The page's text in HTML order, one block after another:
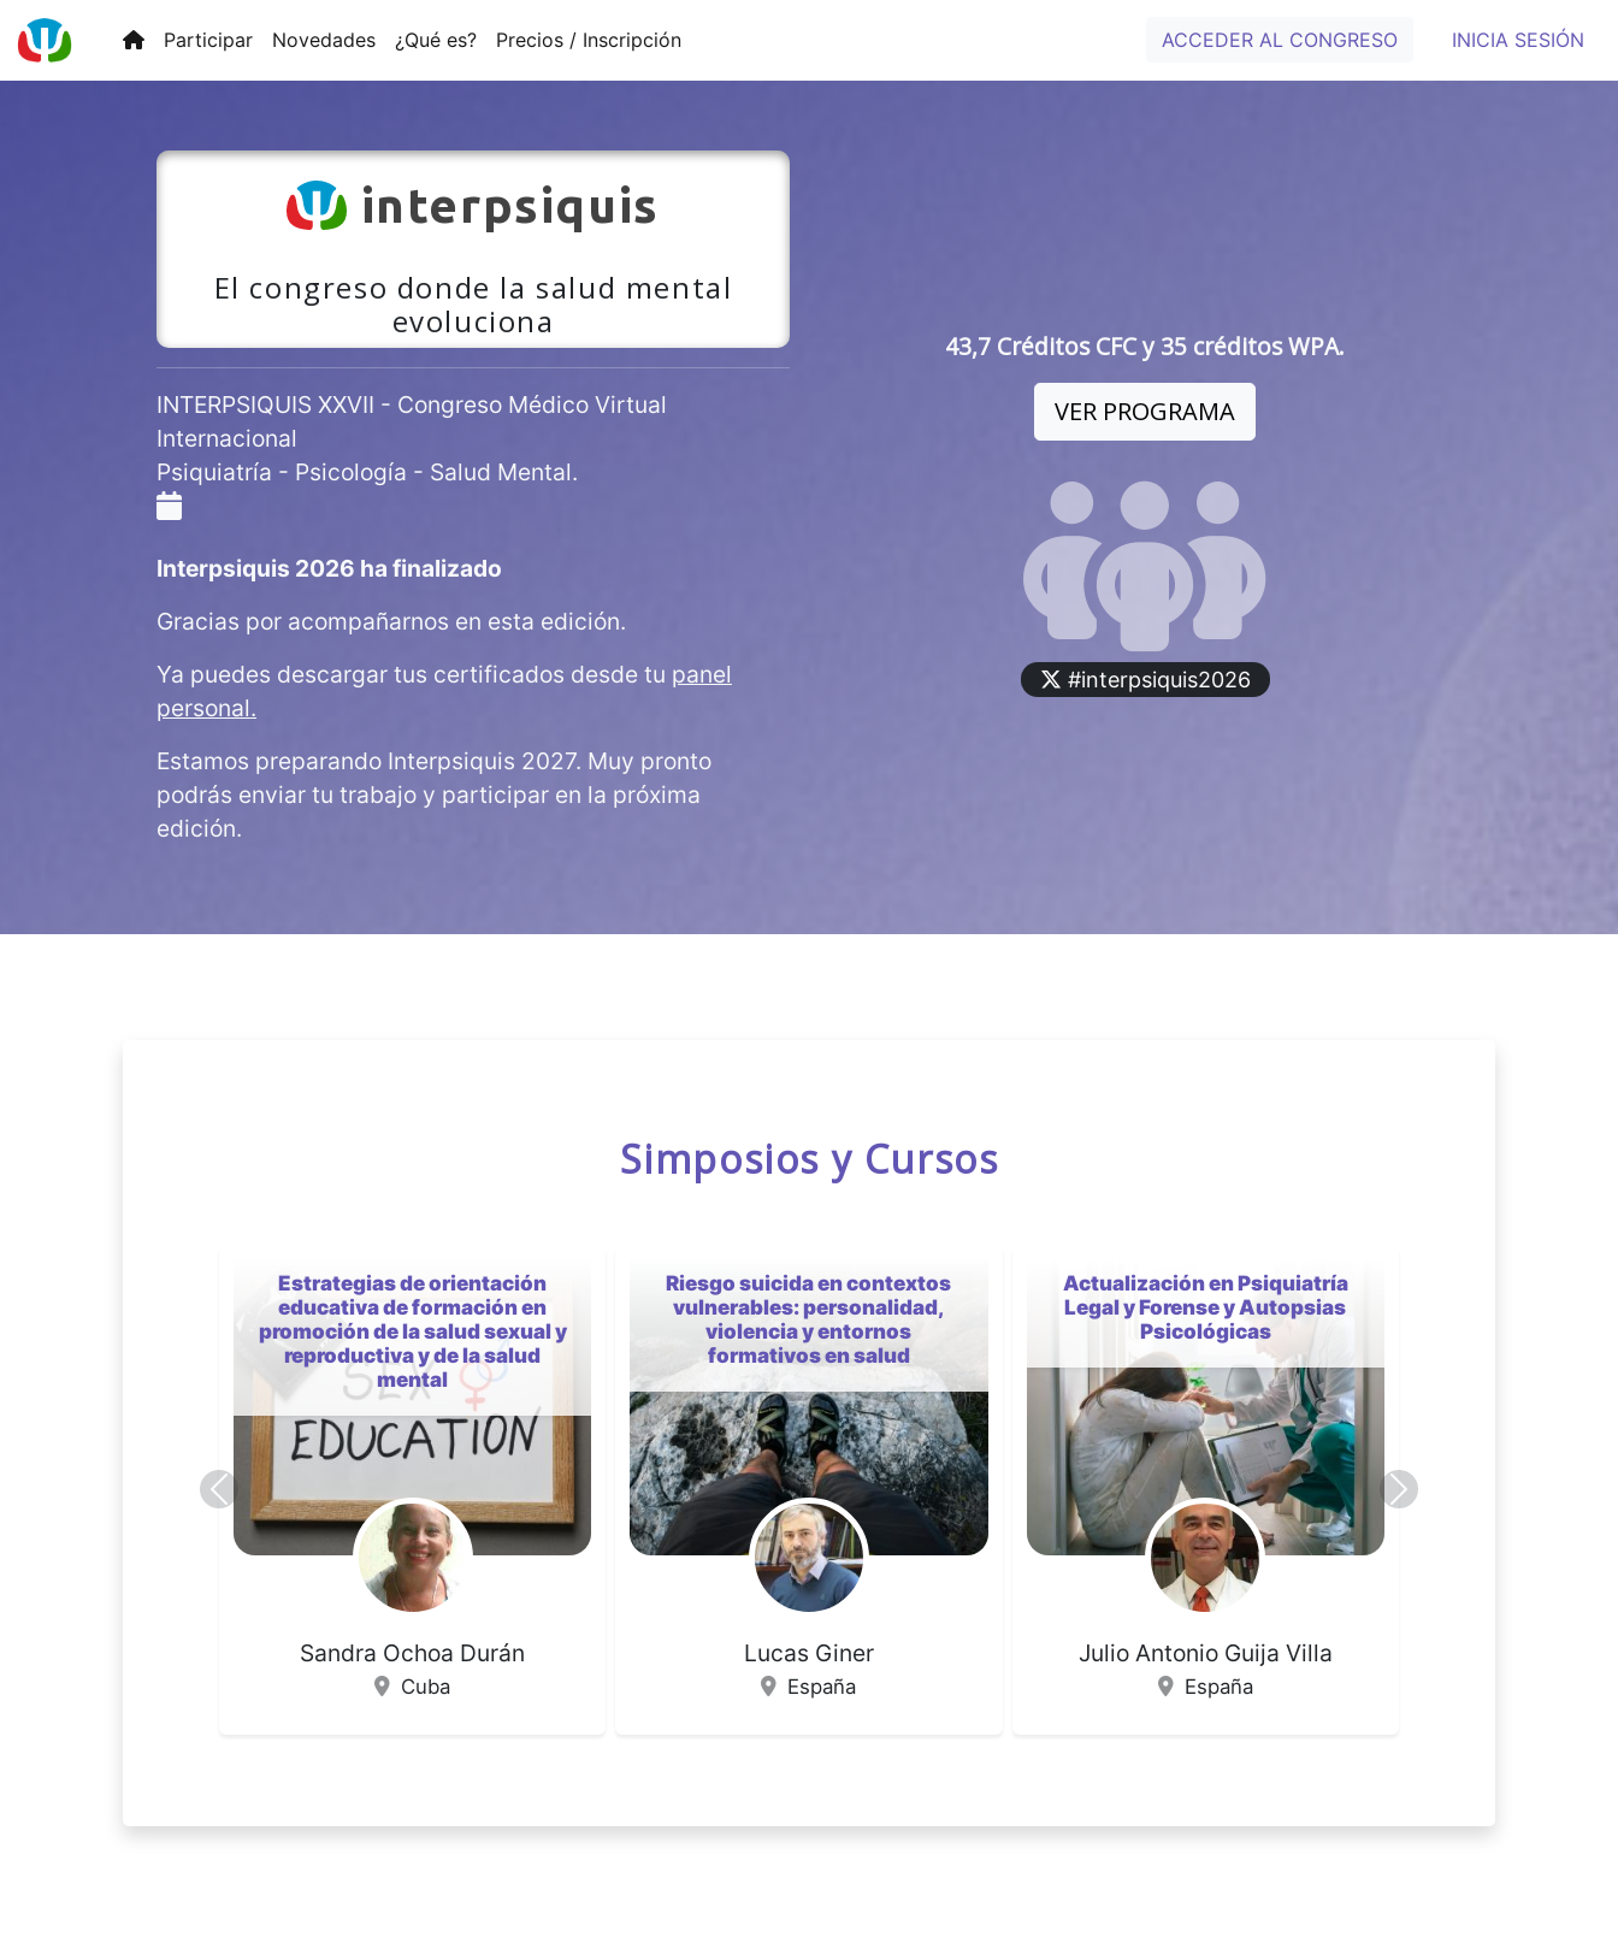
Participar Novedades ¿Qué es? Precios / Inscripción ACCEDER AL CONGRESO INICIA SESIÓN
interpsiquis
El congreso donde la salud mental
evoluciona
INTERPSIQUIS XXVII - Congreso Médico Virtual
Internacional
Psiquiatría - Psicología - Salud Mental.
Interpsiquis 2026 ha finalizado
Gracias por acompañarnos en esta edición.
Ya puedes descargar tus certificados desde tu panel
personal.
Estamos preparando Interpsiquis 2027. Muy pronto
podrás enviar tu trabajo y participar en la próxima
edición.
43,7 Créditos CFC y 35 créditos WPA.
VER PROGRAMA
#interpsiquis2026
Simposios y Cursos
Riesgo suicida en contextos
vulnerables: personalidad,
violencia y entornos
formativos en salud
Lucas Giner
España
Actualización en Psiquiatría
Legal y Forense y Autopsias
Psicológicas
Julio Antonio Guija Villa
España
Empoderar para incluir,
capacitar para integrar:
nuevos paradigmas en
psiquiatría
María del Pilar Esquivel Hernández
Cuba